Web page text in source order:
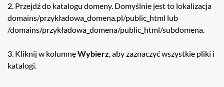
2. Przejdź do katalogu domeny. Domyślnie jest to lokalizacja
domains/przykładowa_domena.pl/public_html lub
/domains/przykładowa_domena/public_html/subdomena.
3. Kliknij w kolumnęWybierz, aby zaznaczyć wszystkie pliki i
katalogi.